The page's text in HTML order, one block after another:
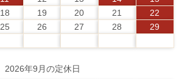
18 19 20 21
22
25 26 27 28
29
2026年9月の定休日